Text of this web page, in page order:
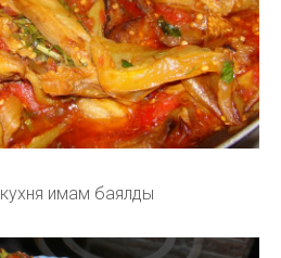
имам баялды